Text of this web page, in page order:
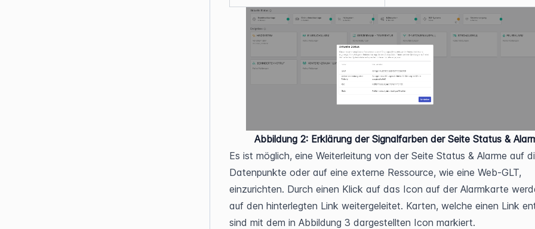
Abbildung 2: Erklärung der Signalfarben der Seite Status &
Es ist möglich, eine Weiterleitung von der Seite Status & Alarme auf
Datenpunkte oder auf eine externe Ressource, wie eine Web-GLT,
einzurichten. Durch einen Klick auf das Icon auf der Alarmkarte
auf den hinterlegten Link weitergeleitet. Karten, welche einen Link
sind mit dem in Abbildung 3 dargestellten Icon markiert.